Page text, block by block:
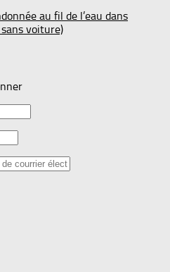
au fil de l’eau dans
voiture)